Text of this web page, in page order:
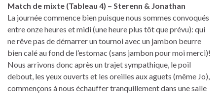
Match de mixte (Tableau 4) – Sterenn & Jonathan
La journée commence bien puisque nous sommes convoqués
entre onze heures et midi (une heure plus tôt que prévu): qui
ne rêve pas de démarrer un tournoi avec un jambon beurre
bien calé au fond de l’estomac (sans jambon pour moi merci)!
Nous arrivons donc après un trajet sympathique, le poil
debout, les yeux ouverts et les oreilles aux aguets (même Jo),
commençons à nous échauffer tranquillement dans une salle